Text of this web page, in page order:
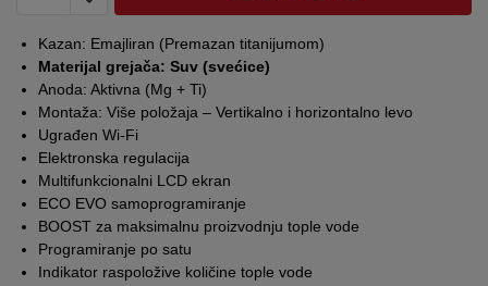
Kazan: Emajliran (Premazan titanijumom)
Materijal grejača: Suv (svećice)
Anoda: Aktivna (Mg + Ti)
Montaža: Više položaja – Vertikalno i horizontalno levo
Ugrađen Wi-Fi
Elektronska regulacija
Multifunkcionalni LCD ekran
ECO EVO samoprogramiranje
BOOST za maksimalnu proizvodnju tople vode
Programiranje po satu
Indikator raspoložive količine tople vode